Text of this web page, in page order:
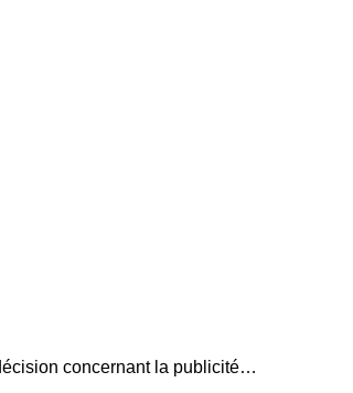
concernant la publicité…